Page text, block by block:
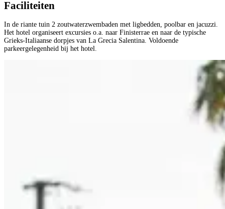
Faciliteiten
In de riante tuin 2 zoutwaterzwembaden met ligbedden, poolbar en jacuzzi.
Het hotel organiseert excursies o.a. naar Finisterrae en naar de typische
Grieks-Italiaanse dorpjes van La Grecia Salentina. Voldoende
parkeergelegenheid bij het hotel.